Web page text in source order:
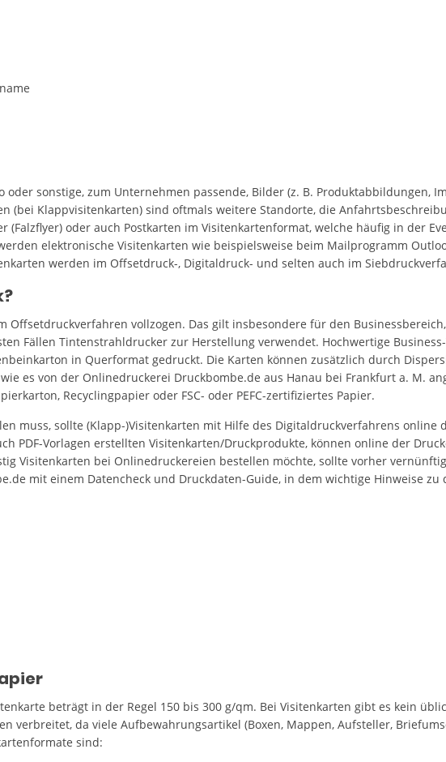
oder sonstige, zum Unternehmen passende, Bilder (z. B. Produktabbildungen,
(bei Klappvisitenkarten) sind oftmals weitere Standorte, die
(Falzflyer) oder auch Postkarten im Visitenkartenformat, welche häufig in der
elektronische Visitenkarten wie beispielsweise beim Mailprogramm
werden im Offsetdruck-, Digitaldruck- und selten auch im
Offsetdruckverfahren vollzogen. Das gilt insbesondere für den
Fällen Tintenstrahldrucker zur Herstellung verwendet. Hochwertige
in Querformat gedruckt. Die Karten können zusätzlich durch
es von der Onlinedruckerei Druckbombe.de aus Hanau bei Frankfurt a. M.
Recyclingpapier oder FSC- oder PEFC-zertifiziertes Papier.
muss, sollte (Klapp-)Visitenkarten mit Hilfe des Digitaldruckverfahrens online
PDF-Vorlagen erstellten Visitenkarten/Druckprodukte, können online der
Visitenkarten bei Onlinedruckereien bestellen möchte, sollte vorher
mit einem Datencheck und Druckdaten-Guide, in dem wichtige Hinweise zu
beträgt in der Regel 150 bis 300 g/qm. Bei Visitenkarten gibt es kein
verbreitet, da viele Aufbewahrungsartikel (Boxen, Mappen, Aufsteller,
sind: